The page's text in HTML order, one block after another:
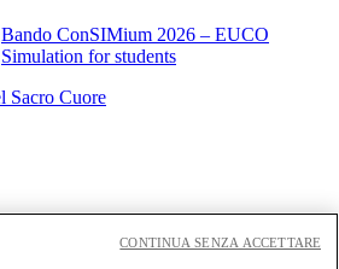
Bando ConSIMium 2026 – EUCO
Simulation for students
CONTINUA SENZA ACCETTARE